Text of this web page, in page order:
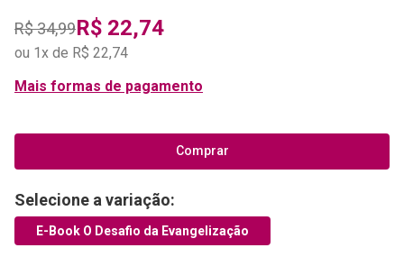
R$34,99R$ 22,74
ou 1 x de R$ 22,74
Mais formas de pagamento
Comprar
Selecione a variação:
E-Book O Desafio da Evangelização